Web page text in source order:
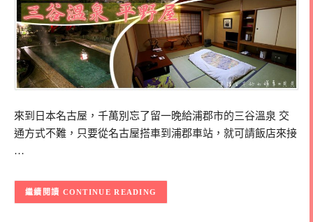
來到日本名古屋，千萬別忘了留一晚給浦郡市的三谷溫泉 交
通方式不難，只要從名古屋搭車到浦郡車站，就可請飯店來接
…
CONTINUE READING